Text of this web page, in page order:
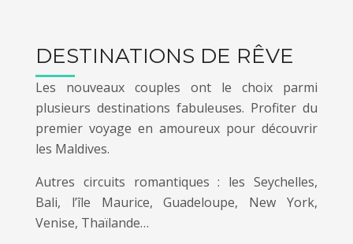
DESTINATIONS DE RÊVE
Les nouveaux couples ont le choix parmi
plusieurs destinations fabuleuses. Profiter du
premier voyage en amoureux pour découvrir
les Maldives.
Autres circuits romantiques : les Seychelles,
Bali, l’île Maurice, Guadeloupe, New York,
Venise, Thaïlande…